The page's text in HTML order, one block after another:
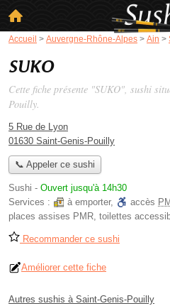
Accueil > Auvergne-Rhône-Alpes > Ain >
SUKO
Cette fiche présente "SUKO", sushi
Pouilly.
5 Rue de Lyon
01630 Saint-Genis-Pouilly
📞 Appeler ce sushi
Sushi - Ouvert jusqu'à 14h30
Services :
à emporter, accès
places assises PMR, toilettes
Recommander ce sushi
Améliorer cette fiche
Autres sushis à Saint-Genis-Pouilly